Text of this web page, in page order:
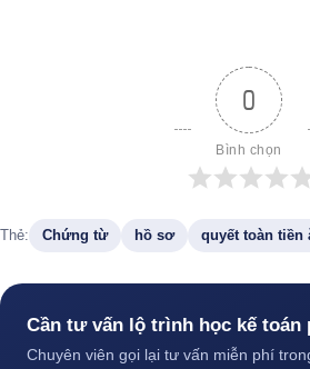
0
Bình chọn
Thẻ: Chứng từ hồ sơ quyết toàn tiền
Cần tư vấn lộ trình học kế toán
Chuyên viên gọi lại tư vấn miễn phí